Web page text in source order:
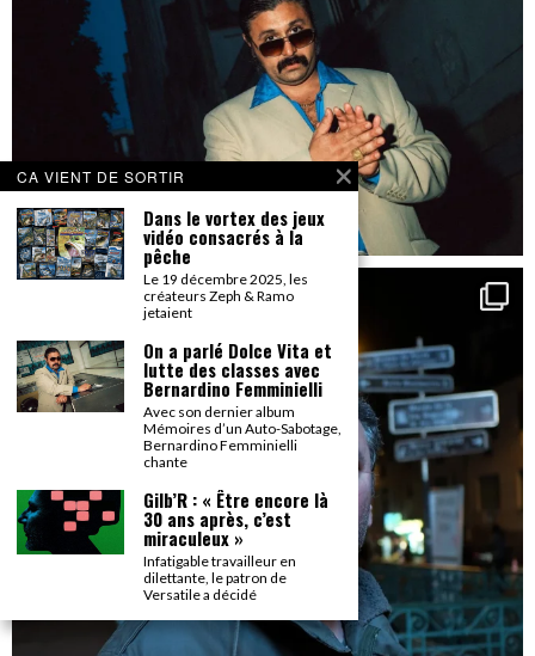
CA VIENT DE SORTIR
Dans le vortex des jeux
vidéo consacrés à la
pêche
Le 19 décembre 2025, les
créateurs Zeph & Ramo
jetaient
On a parlé Dolce Vita et
lutte des classes avec
Bernardino Femminielli
Avec son dernier album
Mémoires d’un Auto-Sabotage,
Bernardino Femminielli
chante
Gilb’R : « Être encore là
30 ans après, c’est
miraculeux »
Infatigable travailleur en
dilettante, le patron de
Versatile a décidé